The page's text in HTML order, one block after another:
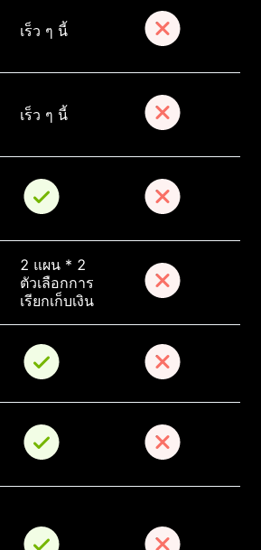
เร็ว ๆ นี้
เร็ว ๆ นี้
2 แผน * 2
ตัวเลือกการ
เรียกเก็บเงิน